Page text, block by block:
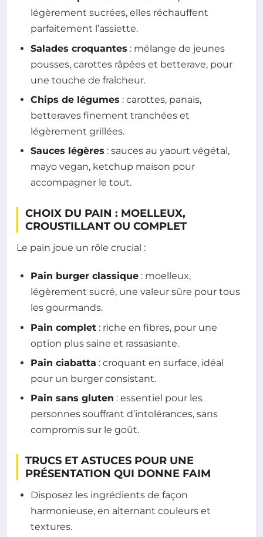
légèrement sucrées, elles réchauffent
parfaitement l’assiette.
Salades croquantes : mélange de jeunes
pousses, carottes râpées et betterave, pour
une touche de fraîcheur.
Chips de légumes : carottes, panais,
betteraves finement tranchées et
légèrement grillées.
Sauces légères : sauces au yaourt végétal,
mayo vegan, ketchup maison pour
accompagner le tout.
CHOIX DU PAIN : MOELLEUX,
CROUSTILLANT OU COMPLET
Le pain joue un rôle crucial :
Pain burger classique : moelleux,
légèrement sucré, une valeur sûre pour tous
les gourmands.
Pain complet : riche en fibres, pour une
option plus saine et rassasiante.
Pain ciabatta : croquant en surface, idéal
pour un burger consistant.
Pain sans gluten : essentiel pour les
personnes souffrant d’intolérances, sans
compromis sur le goût.
TRUCS ET ASTUCES POUR UNE
PRÉSENTATION QUI DONNE FAIM
Disposez les ingrédients de façon
harmonieuse, en alternant couleurs et
textures.